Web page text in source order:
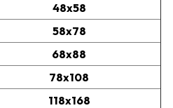
48x58
58x78
68x88
78x108
118x168